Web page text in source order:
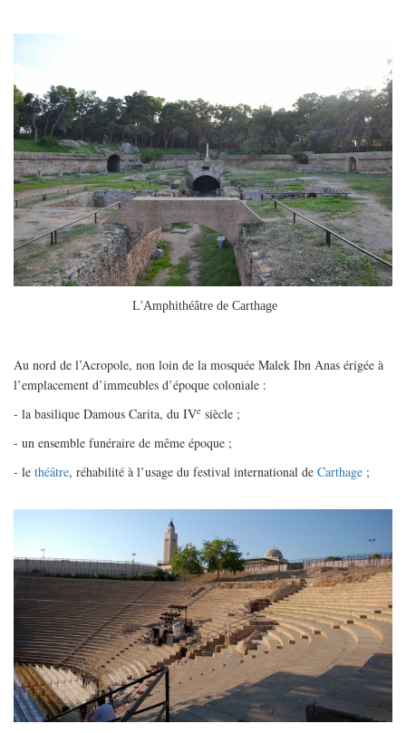
L'Amphithéâtre de Carthage
Au nord de l’Acropole, non loin de la mosquée Malek Ibn Anas érigée à
l’emplacement d’immeubles d’époque coloniale :
- la basilique Damous Carita, du IVe siècle ;
- un ensemble funéraire de même époque ;
- le théâtre, réhabilité à l’usage du festival international de Carthage ;